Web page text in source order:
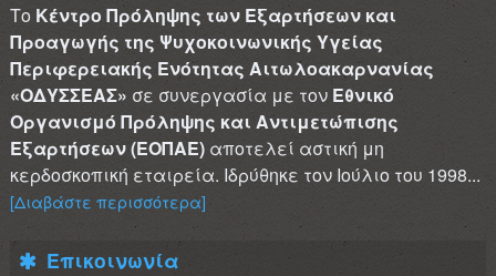
Το Κέντρο Πρόληψης των Εξαρτήσεων και
Προαγωγής της Ψυχοκοινωνικής Υγείας
Περιφερειακής Ενότητας Αιτωλοακαρνανίας
«ΟΔΥΣΣΕΑΣ» σε συνεργασία με τον Εθνικό
Οργανισμό Πρόληψης και Αντιμετώπισης
Εξαρτήσεων (ΕΟΠΑΕ)αποτελεί αστική μη
κερδοσκοπική εταιρεία. Ιδρύθηκε τον Ιούλιο του 1998...
[Διαβάστε περισσότερα]
Επικοινωνία